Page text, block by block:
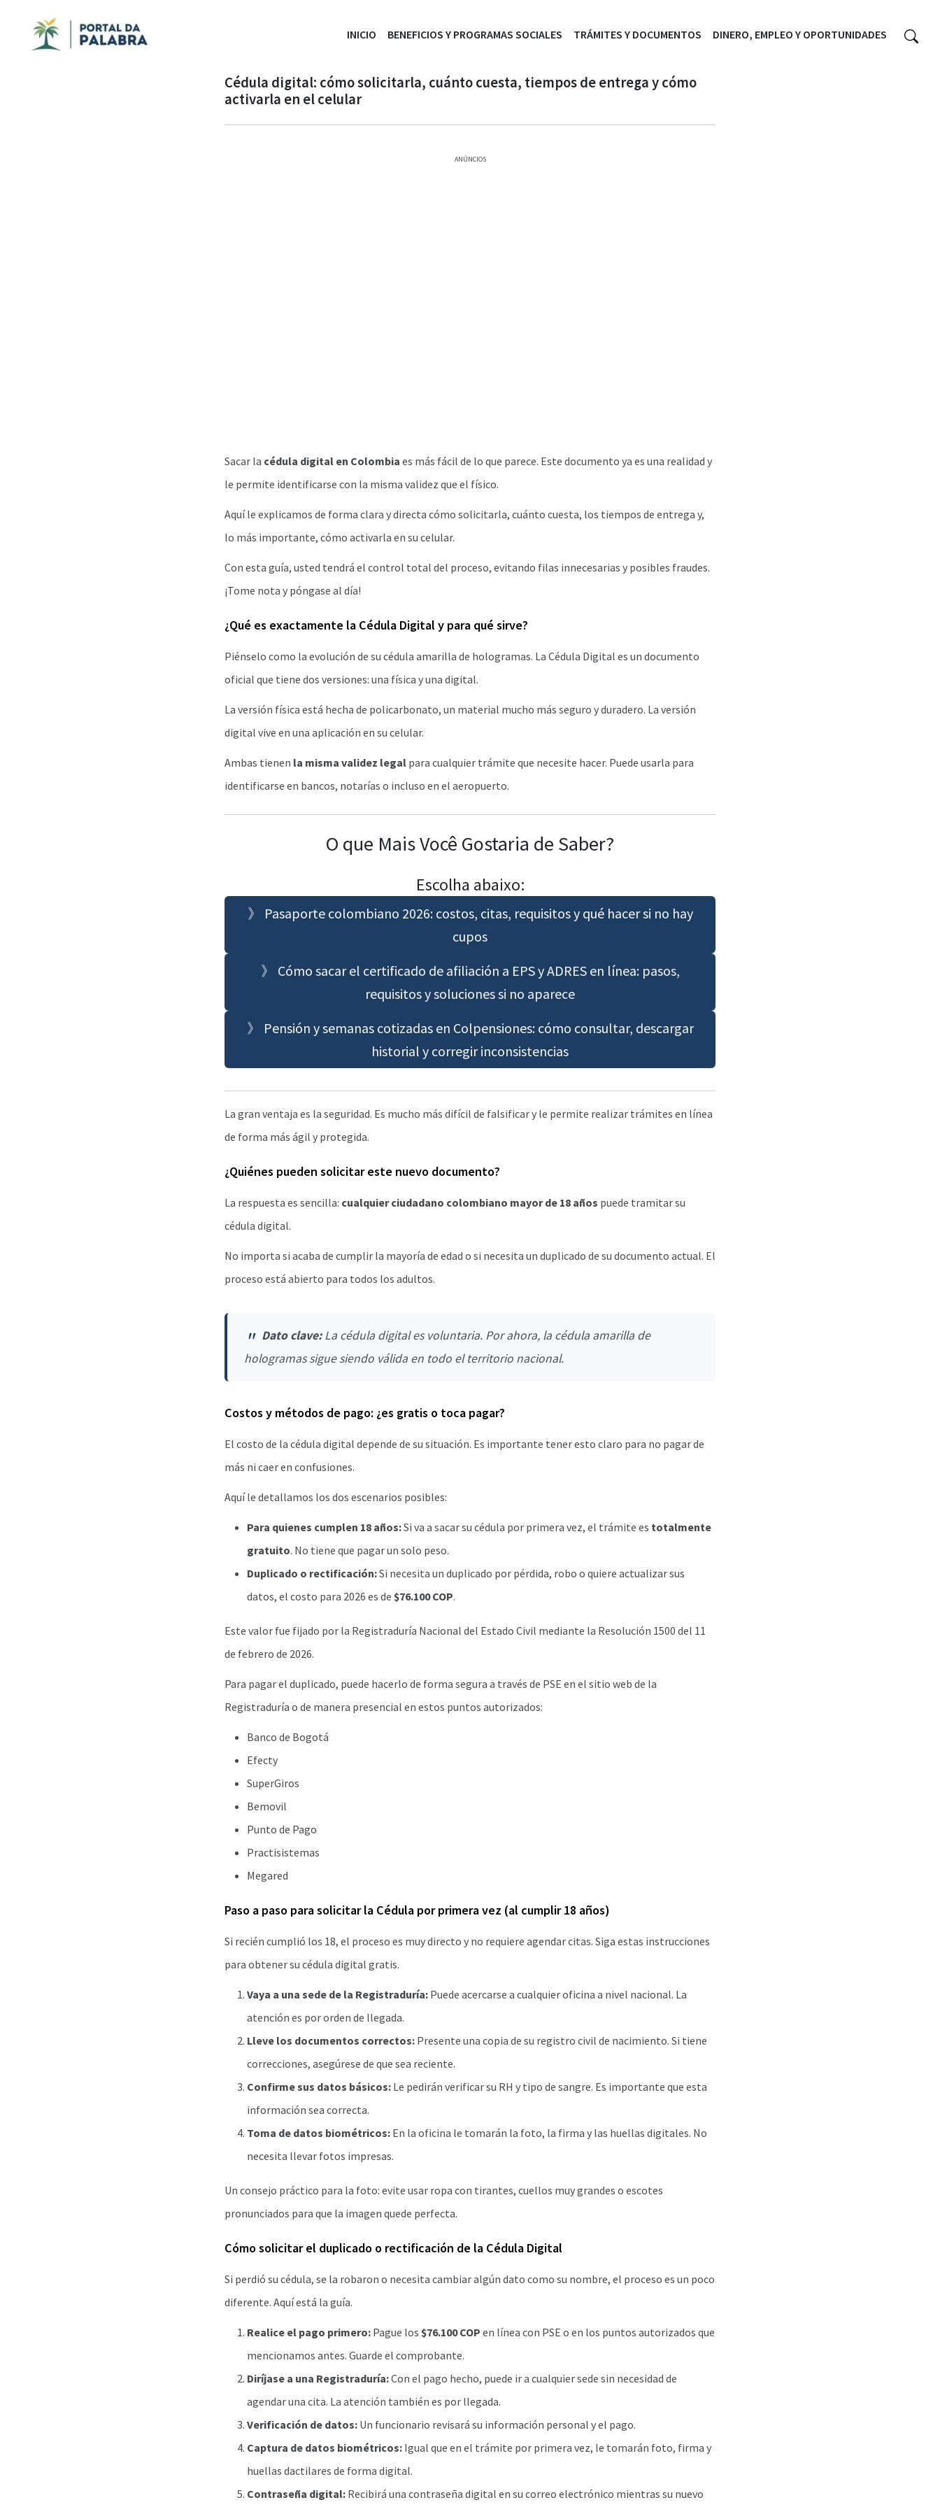
INICIO BENEFICIOS Y PROGRAMAS SOCIALES TRÁMITES Y DOCUMENTOS DINERO, EMPLEO Y OPORTUNIDADES
Cédula digital: cómo solicitarla, cuánto cuesta, tiempos de entrega y cómo
activarla en el celular
ANÚNCIOS
Sacar la cédula digital en Colombia es más fácil de lo que parece. Este documento ya es una realidad y
le permite identificarse con la misma validez que el físico.
Aquí le explicamos de forma clara y directa cómo solicitarla, cuánto cuesta, los tiempos de entrega y,
lo más importante, cómo activarla en su celular.
Con esta guía, usted tendrá el control total del proceso, evitando filas innecesarias y posibles fraudes.
¡Tome nota y póngase al día!
¿Qué es exactamente la Cédula Digital y para qué sirve?
Piénselo como la evolución de su cédula amarilla de hologramas. La Cédula Digital es un documento
oficial que tiene dos versiones: una física y una digital.
La versión física está hecha de policarbonato, un material mucho más seguro y duradero. La versión
digital vive en una aplicación en su celular.
Ambas tienen la misma validez legal para cualquier trámite que necesite hacer. Puede usarla para
identificarse en bancos, notarías o incluso en el aeropuerto.
O que Mais Você Gostaria de Saber?
Escolha abaixo:
》 Pasaporte colombiano 2026: costos, citas, requisitos y qué hacer si no hay
cupos
》 Cómo sacar el certificado de afiliación a EPS y ADRES en línea: pasos,
requisitos y soluciones si no aparece
》 Pensión y semanas cotizadas en Colpensiones: cómo consultar, descargar
historial y corregir inconsistencias
La gran ventaja es la seguridad. Es mucho más difícil de falsificar y le permite realizar trámites en línea
de forma más ágil y protegida.
¿Quiénes pueden solicitar este nuevo documento?
La respuesta es sencilla: cualquier ciudadano colombiano mayor de 18 años puede tramitar su
cédula digital.
No importa si acaba de cumplir la mayoría de edad o si necesita un duplicado de su documento actual. El
proceso está abierto para todos los adultos.
Dato clave:La cédula digital es voluntaria. Por ahora, la cédula amarilla de
hologramas sigue siendo válida en todo el territorio nacional.
Costos y métodos de pago: ¿es gratis o toca pagar?
El costo de la cédula digital depende de su situación. Es importante tener esto claro para no pagar de
más ni caer en confusiones.
Aquí le detallamos los dos escenarios posibles:
Para quienes cumplen 18 años:Si va a sacar su cédula por primera vez, el trámite es totalmente
gratuito. No tiene que pagar un solo peso.
Duplicado o rectificación:Si necesita un duplicado por pérdida, robo o quiere actualizar sus
datos, el costo para 2026 es de $76.100 COP.
Este valor fue fijado por la Registraduría Nacional del Estado Civil mediante la Resolución 1500 del 11
de febrero de 2026.
Para pagar el duplicado, puede hacerlo de forma segura a través de PSE en el sitio web de la
Registraduría o de manera presencial en estos puntos autorizados:
Banco de Bogotá
Efecty
SuperGiros
Bemovil
Punto de Pago
Practisistemas
Megared
Paso a paso para solicitar la Cédula por primera vez (al cumplir 18 años)
Si recién cumplió los 18, el proceso es muy directo y no requiere agendar citas. Siga estas instrucciones
para obtener su cédula digital gratis.
Vaya a una sede de la Registraduría: Puede acercarse a cualquier oficina a nivel nacional. La
atención es por orden de llegada.
Lleve los documentos correctos: Presente una copia de su registro civil de nacimiento. Si tiene
correcciones, asegúrese de que sea reciente.
Confirme sus datos básicos: Le pedirán verificar su RH y tipo de sangre. Es importante que esta
información sea correcta.
Toma de datos biométricos: En la oficina le tomarán la foto, la firma y las huellas digitales. No
necesita llevar fotos impresas.
Un consejo práctico para la foto: evite usar ropa con tirantes, cuellos muy grandes o escotes
pronunciados para que la imagen quede perfecta.
Cómo solicitar el duplicado o rectificación de la Cédula Digital
Si perdió su cédula, se la robaron o necesita cambiar algún dato como su nombre, el proceso es un poco
diferente. Aquí está la guía.
Realice el pago primero: Pague los $76.100 COP en línea con PSE o en los puntos autorizados que
mencionamos antes. Guarde el comprobante.
Diríjase a una Registraduría:Con el pago hecho, puede ir a cualquier sede sin necesidad de
agendar una cita. La atención también es por llegada.
Verificación de datos: Un funcionario revisará su información personal y el pago.
Captura de datos biométricos: Igual que en el trámite por primera vez, le tomarán foto, firma y
huellas dactilares de forma digital.
Contraseña digital: Recibirá una contraseña digital en su correo electrónico mientras su nuevo